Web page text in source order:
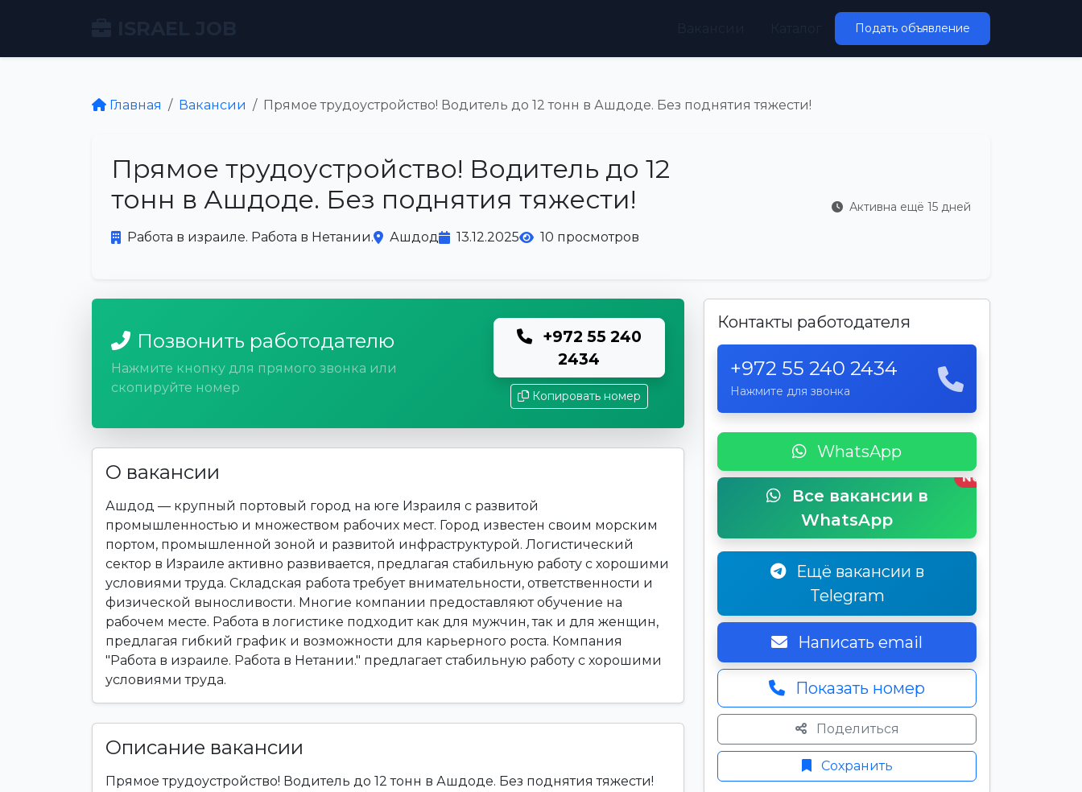
Подать объявление
Главная Вакансии Прямое трудоустройство! Водитель до 12 тонн в Ашдоде. Без поднятия тяжести!
Прямое трудоустройство! Водитель до 12
тонн в Ашдоде. Без поднятия тяжести!
Работа в израиле. Работа в Нетании. Ашдод 13.12.2025 10 просмотров
Активна ещё 15 дней
Позвонить работодателю
Нажмите кнопку для прямого звонка или
скопируйте номер
+972 55 240
2434
Копировать номер
О вакансии
Ашдод — крупный портовый город на юге Израиля с развитой
промышленностью и множеством рабочих мест. Город известен своим морским
портом, промышленной зоной и развитой инфраструктурой. Логистический
сектор в Израиле активно развивается, предлагая стабильную работу с хорошими
условиями труда. Складская работа требует внимательности, ответственности и
физической выносливости. Многие компании предоставляют обучение на
рабочем месте. Работа в логистике подходит как для мужчин, так и для женщин,
предлагая гибкий график и возможности для карьерного роста. Компания
"Работа в израиле. Работа в Нетании." предлагает стабильную работу с хорошими
условиями труда.
Описание вакансии
Прямое трудоустройство! Водитель до 12 тонн в Ашдоде. Без поднятия тяжести!
Контакты работодателя
+972 55 240 2434
Нажмите для звонка
WhatsApp
Все вакансии в
WhatsApp
New
Ещё вакансии в
Telegram
Написать email
Показать номер
Поделиться
Сохранить